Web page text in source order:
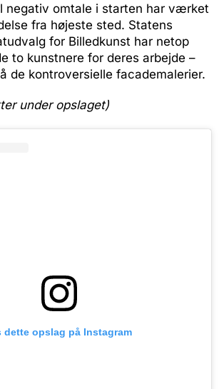
negativ omtale i starten har værket
fra højeste sted. Statens
for Billedkunst har netop
to kunstnere for deres arbejde –
de kontroversielle facademalerier.
under opslaget)
dette opslag på Instagram